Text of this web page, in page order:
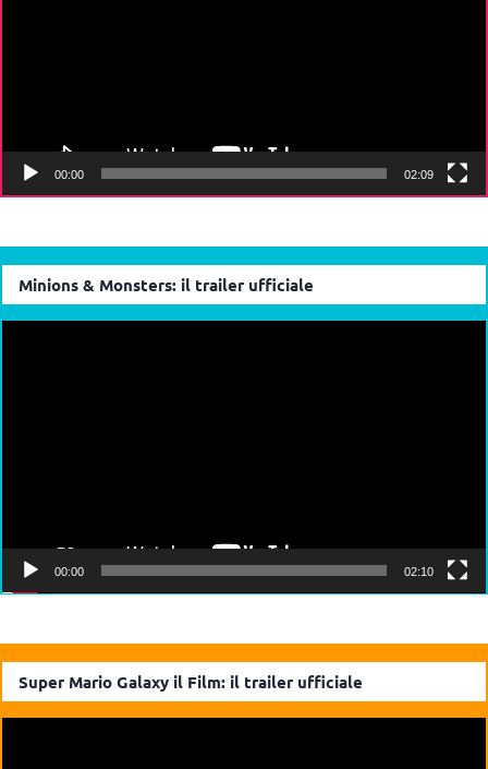
00:00 02:09
Minions & Monsters: il trailer ufficiale
00:00 02:10
Super Mario Galaxy il Film: il trailer ufficiale